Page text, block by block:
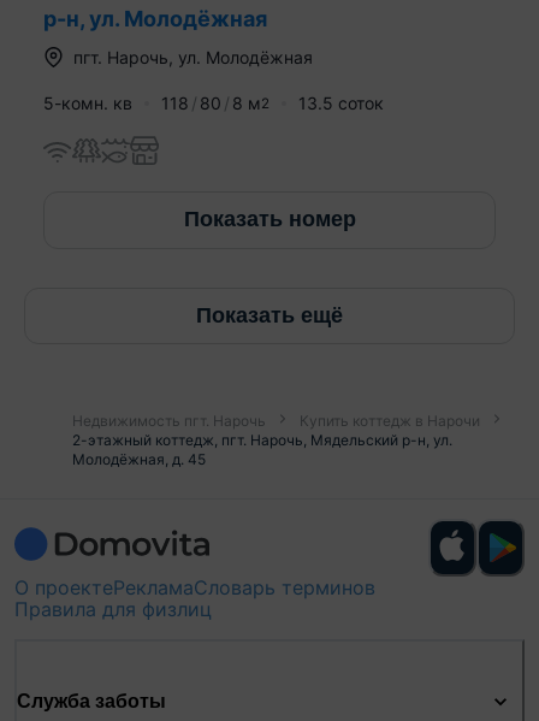
р-н, ул. Молодёжная
пгт. Нарочь ул. Молодёжная
5-комн. кв 118 80 8 м2 13.5 соток
Показать номер
Показать ещё
Недвижимость пгт. Нарочь
Купить коттедж в Нарочи
2-этажный коттедж, пгт. Нарочь, Мядельский р-н, ул.
Молодёжная, д. 45
О проектеРекламаСловарь терминов
Правила для физлиц
Служба заботы